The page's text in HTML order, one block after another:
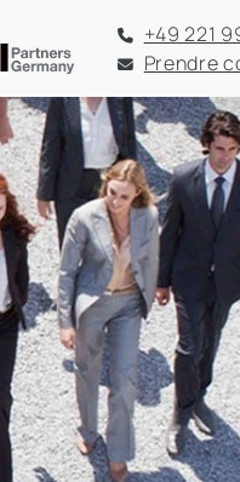
+49 221
Prendre